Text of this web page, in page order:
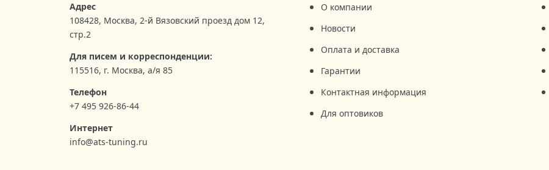
Адрес
108428, Москва, 2-й Вязовский проезд дом 12,
стр.2
Для писем и корреспонденции:
115516, г. Москва, а/я 85
Телефон
+7 495 926-86-44
Интернет
info@ats-tuning.ru
О компании
Новости
Оплата и доставка
Гарантии
Контактная информация
Для оптовиков